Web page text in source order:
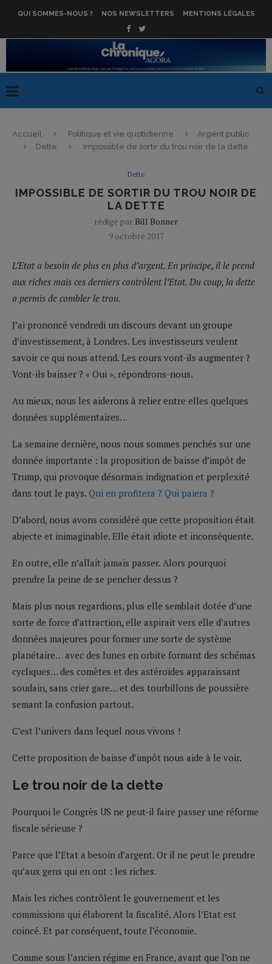
QUI SOMMES-NOUS ? NOS NEWSLETTERS MENTIONS LÉGALES
Accueil Politique et vie quotidienne
Argent public
Dette
Impossible de sortir du trou noir de la dette
Dette
IMPOSSIBLE DE SORTIR DU TROU NOIR DE
LA DETTE
rédigé par Bill Bonner
9 octobre 2017
L’Etat a besoin de plus en plus d’argent. En principe, il le prend
aux riches mais ces derniers contrôlent l’Etat. Du coup, la dette
a permis de combler le trou.
J’ai prononcé vendredi un discours devant un groupe
d’investissement, à Londres. Les investisseurs veulent
savoir ce qui nous attend. Les cours vont-ils augmenter ?
Vont-ils baisser ? « Oui », répondrons-nous.
Au mieux, nous les aiderons à relier entre elles quelques
données supplémentaires…
La semaine dernière, nous nous sommes penchés sur une
donnée importante : la proposition de baisse d’impôt de
Trump, qui provoque désormais indignation et perplexité
dans tout le pays. Qui en profitera ? Qui paiera ?
D’abord, nous avons considéré que cette proposition était
abjecte et inimaginable. Elle était idiote et inconséquente.
En outre, elle n’allait jamais passer. Alors pourquoi
prendre la peine de se pencher dessus ?
Mais plus nous regardions, plus elle semblait dotée d’une
sorte de force d’attraction, elle aspirait vers elle d’autres
données majeures pour former une sorte de système
planétaire… avec des lunes en orbite formant des schémas
cycliques… des comètes et des astéroïdes apparaissant
soudain, sans crier gare… et des tourbillons de poussière
semant la confusion partout.
C’est l’univers dans lequel nous vivons !
Cette proposition de baisse d’impôt nous aide à le voir.
Le trou noir de la dette
Pourquoi le Congrès US ne peut-il faire passer une réforme
fiscale sérieuse ?
Parce que l’Etat a besoin d’argent. Or il ne peut le prendre
qu’aux gens qui en ont : les riches.
Mais les riches contrôlent le gouvernement et les
commissions qui élaborent la fiscalité. Alors l’Etat est
coincé. Et par conséquent, toute l’économie.
Comme sous l’ancien régime en France, avant que l’on ne